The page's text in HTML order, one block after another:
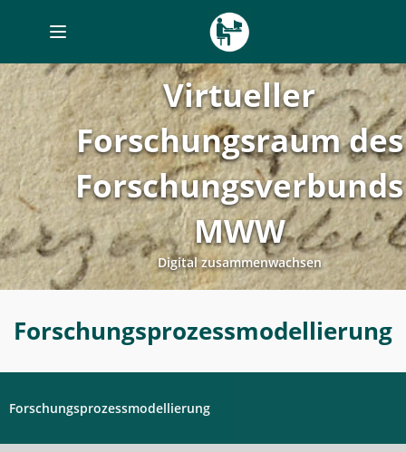
Toggle
navigation
Virtueller
Forschungsraum des
Forschungsverbunds
MWW
Digital zusammenwachsen
-
Digitales
Labor
Forschungsprozessmodellierung
Forschungsprozessmodellierung